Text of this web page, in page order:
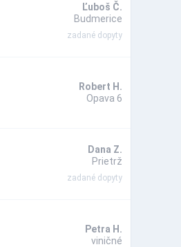
Ľuboš Č.
Budmerice
zadané dopyty
Robert H.
Opava 6
Dana Z.
Prietrž
zadané dopyty
Petra H.
viničné